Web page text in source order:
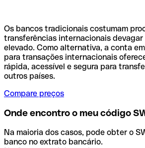
Os bancos tradicionais costumam
transferências internacionais devagar
elevado. Como alternativa, a conta
para transações internacionais
rápida, acessível e segura para
outros países.
Compare preços
Onde encontro o meu código
Na maioria dos casos, pode obter o
banco no extrato bancário.